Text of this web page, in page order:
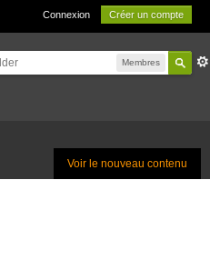
Connexion Créer un compte
Membres
Voir le nouveau contenu